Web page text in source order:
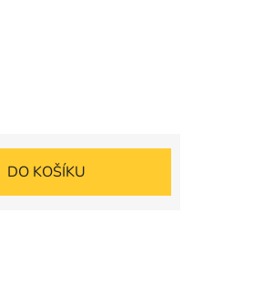
DO KOŠÍKU